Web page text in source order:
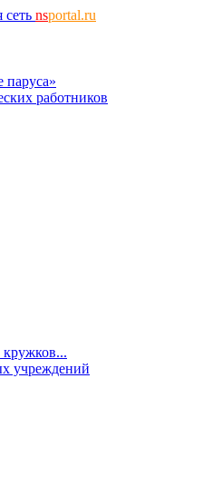
сеть nsportal.ru
паруса»
работников
учреждений